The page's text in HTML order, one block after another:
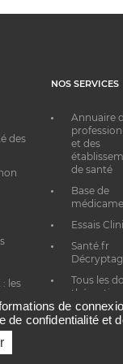
des
les
NOS SERVICES
Annuaire
et des
de santé
Base de
Essais
Santé.fr
Tous les
de
confidentialité et